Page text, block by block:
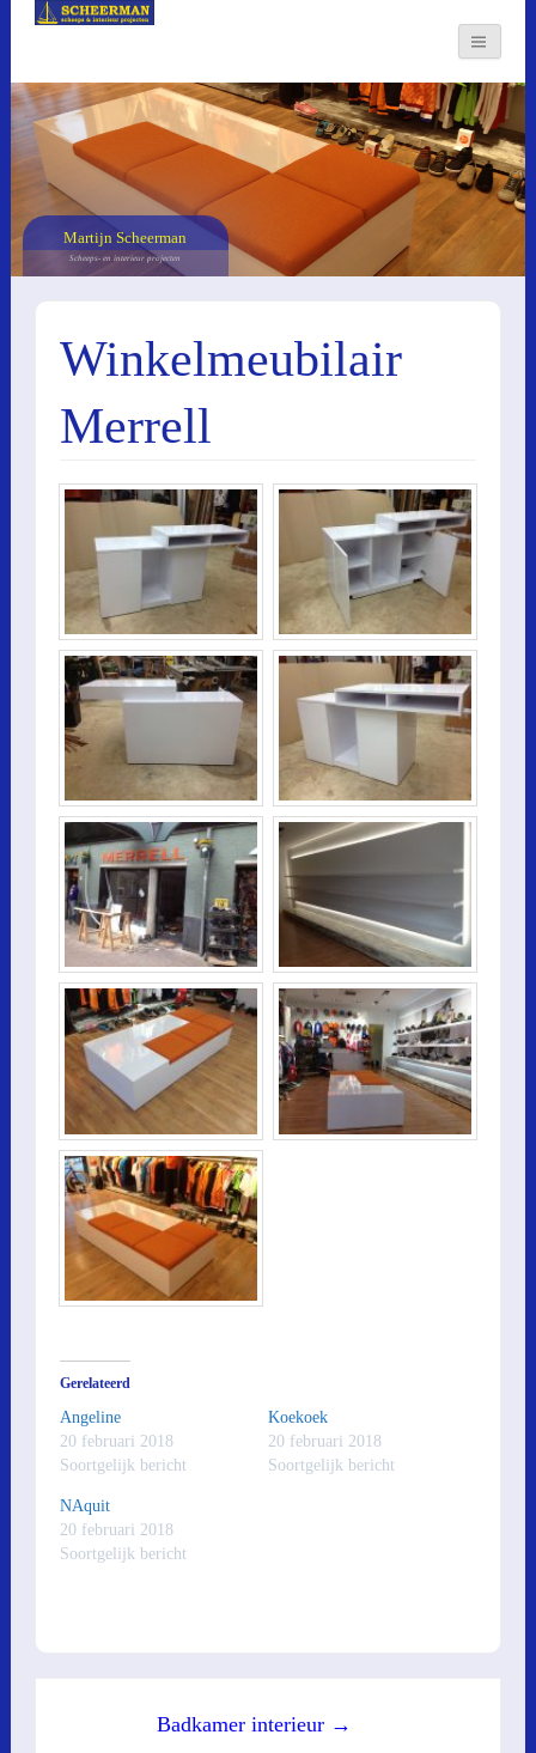
Martijn Scheerman
Scheeps- en interieur projecten
Winkelmeubilair
Merrell
Gerelateerd
Angeline
20 februari 2018
Soortgelijk bericht
Koekoek
20 februari 2018
Soortgelijk bericht
NAquit
20 februari 2018
Soortgelijk bericht
Badkamer interieur →